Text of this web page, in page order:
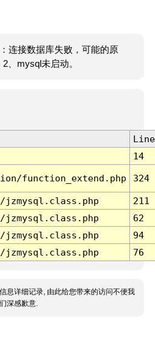
连接数据库失败，可能的原
、mysql未启动。
Line
14
function_extend.php 324
jzmysql.class.php
211
jzmysql.class.php
62
jzmysql.class.php
94
jzmysql.class.php 76
息详细记录, 由此给您带来的访问不便我
们深感歉意.